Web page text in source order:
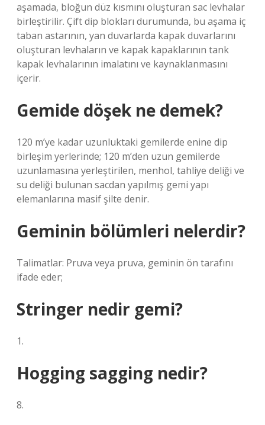
aşamada, bloğun düz kısmını oluşturan sac levhalar
birleştirilir. Çift dip blokları durumunda, bu aşama iç
taban astarının, yan duvarlarda kapak duvarlarını
oluşturan levhaların ve kapak kapaklarının tank
kapak levhalarının imalatını ve kaynaklanmasını
içerir.
Gemide döşek ne demek?
120 m’ye kadar uzunluktaki gemilerde enine dip
birleşim yerlerinde; 120 m’den uzun gemilerde
uzunlamasına yerleştirilen, menhol, tahliye deliği ve
su deliği bulunan sacdan yapılmış gemi yapı
elemanlarına masif şilte denir.
Geminin bölümleri nelerdir?
Talimatlar: Pruva veya pruva, geminin ön tarafını
ifade eder;
Stringer nedir gemi?
1.
Hogging sagging nedir?
8.